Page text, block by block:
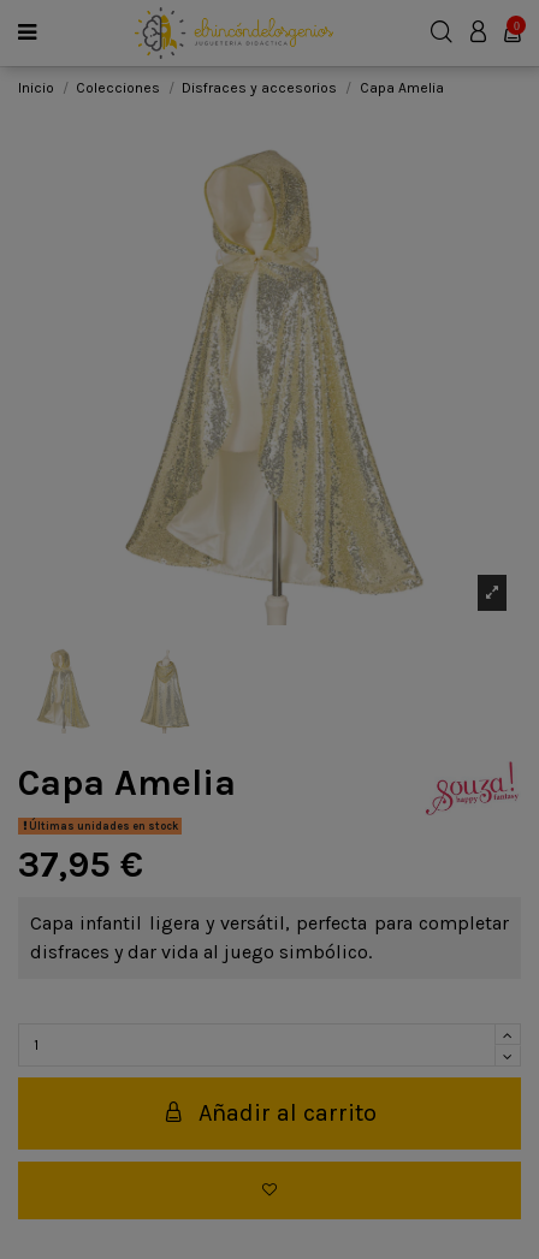
0
Inicio Colecciones Disfraces y accesorios Capa Amelia
Capa Amelia
Últimas unidades en stock
37,95 €
Capa infantil ligera y versátil, perfecta para completar
disfraces y dar vida al juego simbólico.
Añadir al carrito